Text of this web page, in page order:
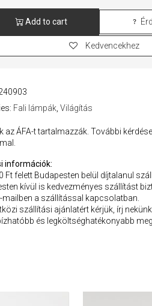
Add to cart
Kedvencekhez
Fali lámpák Világítás
az ÁFA-t tartalmazzák. További
információk:
Ft felett Budapesten belül díjtalanul
kívül is kedvezményes szállítást
mailben a szállítással kapcsolatban.
szállítási ajánlatért kérjük, írj
és legköltséghatékonyabb